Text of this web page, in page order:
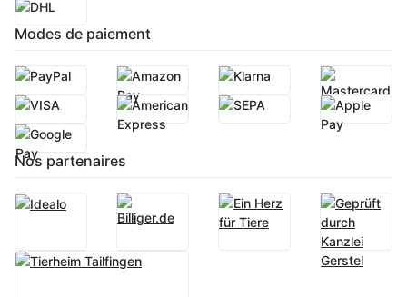
Modes de paiement
Nos partenaires